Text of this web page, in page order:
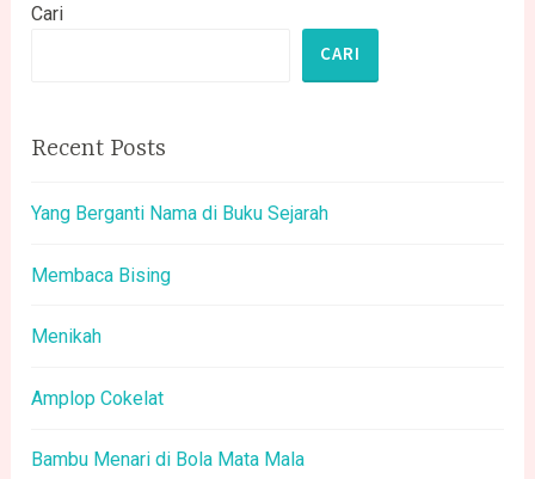
Cari
CARI
Recent Posts
Yang Berganti Nama di Buku Sejarah
Membaca Bising
Menikah
Amplop Cokelat
Bambu Menari di Bola Mata Mala